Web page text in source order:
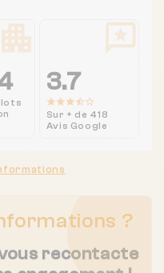
lots
3.7
Sur + de 418
Avis Google
?
recontacte